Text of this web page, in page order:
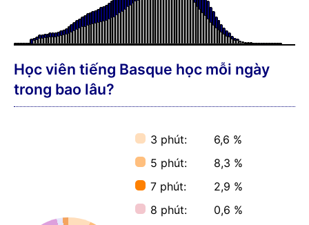
Học viên tiếng Basque học mỗi ngày
trong bao lâu?
3 phút:
6,6 %
5 phút:
8,3 %
7 phút:
2,9 %
8 phút:
0,6 %